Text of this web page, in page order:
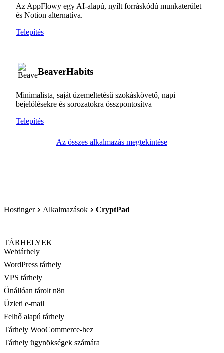
Az AppFlowy egy AI-alapú, nyílt forráskódú munkaterület
és Notion alternatíva.
Telepítés
BeaverHabits
Minimalista, saját üzemeltetésű szokáskövető, napi
bejelölésekre és sorozatokra összpontosítva
Telepítés
Az összes alkalmazás megtekintése
Hostinger Alkalmazások CryptPad
TÁRHELYEK
Webtárhely
WordPress tárhely
VPS tárhely
Önállóan tárolt n8n
Üzleti e-mail
Felhő alapú tárhely
Tárhely WooCommerce-hez
Tárhely ügynökségek számára